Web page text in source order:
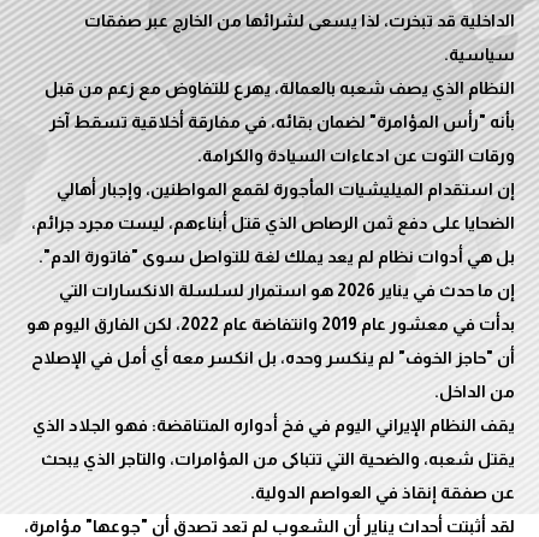
الداخلية قد تبخرت، لذا يسعى لشرائها من الخارج عبر صفقات
النظام الذي يصف شعبه بالعمالة، يهرع للتفاوض مع زعم من قبل
بأنه "رأس المؤامرة" لضمان بقائه، في مفارقة أخلاقية تسقط آخر
إن استقدام الميليشيات المأجورة لقمع المواطنين، وإجبار أهالي
الضحايا على دفع ثمن الرصاص الذي قتل أبناءهم، ليست مجرد جرائم،
إن ما حدث في يناير 2026 هو استمرار لسلسلة الانكسارات التي
بدأت في معشور عام 2019 وانتفاضة عام 2022، لكن الفارق اليوم هو
أن "حاجز الخوف" لم ينكسر وحده، بل انكسر معه أي أمل في الإصلاح
يقف النظام الإيراني اليوم في فخ أدواره المتناقضة: فهو الجلاد الذي
يقتل شعبه، والضحية التي تتباكى من المؤامرات، والتاجر الذي يبحث
لقد أثبتت أحداث يناير أن الشعوب لم تعد تصدق أن "جوعها" مؤامرة،